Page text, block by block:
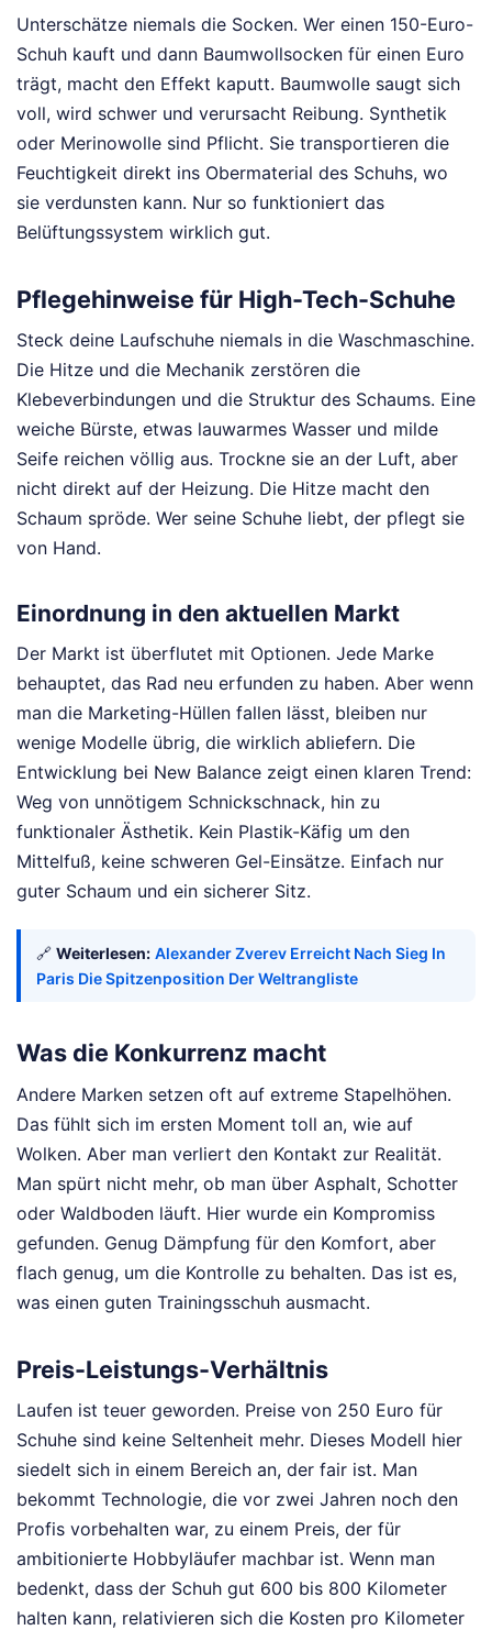
Unterschätze niemals die Socken. Wer einen 150-Euro-
Schuh kauft und dann Baumwollsocken für einen Euro
trägt, macht den Effekt kaputt. Baumwolle saugt sich
voll, wird schwer und verursacht Reibung. Synthetik
oder Merinowolle sind Pflicht. Sie transportieren die
Feuchtigkeit direkt ins Obermaterial des Schuhs, wo
sie verdunsten kann. Nur so funktioniert das
Belüftungssystem wirklich gut.
Pflegehinweise für High-Tech-Schuhe
Steck deine Laufschuhe niemals in die Waschmaschine.
Die Hitze und die Mechanik zerstören die
Klebeverbindungen und die Struktur des Schaums. Eine
weiche Bürste, etwas lauwarmes Wasser und milde
Seife reichen völlig aus. Trockne sie an der Luft, aber
nicht direkt auf der Heizung. Die Hitze macht den
Schaum spröde. Wer seine Schuhe liebt, der pflegt sie
von Hand.
Einordnung in den aktuellen Markt
Der Markt ist überflutet mit Optionen. Jede Marke
behauptet, das Rad neu erfunden zu haben. Aber wenn
man die Marketing-Hüllen fallen lässt, bleiben nur
wenige Modelle übrig, die wirklich abliefern. Die
Entwicklung bei New Balance zeigt einen klaren Trend:
Weg von unnötigem Schnickschnack, hin zu
funktionaler Ästhetik. Kein Plastik-Käfig um den
Mittelfuß, keine schweren Gel-Einsätze. Einfach nur
guter Schaum und ein sicherer Sitz.
🔗 Weiterlesen: Alexander Zverev Erreicht Nach Sieg In
Paris Die Spitzenposition Der Weltrangliste
Was die Konkurrenz macht
Andere Marken setzen oft auf extreme Stapelhöhen.
Das fühlt sich im ersten Moment toll an, wie auf
Wolken. Aber man verliert den Kontakt zur Realität.
Man spürt nicht mehr, ob man über Asphalt, Schotter
oder Waldboden läuft. Hier wurde ein Kompromiss
gefunden. Genug Dämpfung für den Komfort, aber
flach genug, um die Kontrolle zu behalten. Das ist es,
was einen guten Trainingsschuh ausmacht.
Preis-Leistungs-Verhältnis
Laufen ist teuer geworden. Preise von 250 Euro für
Schuhe sind keine Seltenheit mehr. Dieses Modell hier
siedelt sich in einem Bereich an, der fair ist. Man
bekommt Technologie, die vor zwei Jahren noch den
Profis vorbehalten war, zu einem Preis, der für
ambitionierte Hobbyläufer machbar ist. Wenn man
bedenkt, dass der Schuh gut 600 bis 800 Kilometer
halten kann, relativieren sich die Kosten pro Kilometer